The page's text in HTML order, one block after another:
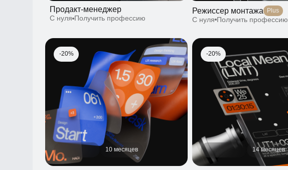
Продуктовый дизайнер
Получить профессию
14 месяцев
UX/UI-дизайнер
С нуля Получить профессию
10 месяцев